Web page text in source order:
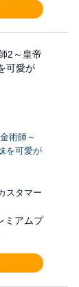
2～皇帝
可愛が
術師～
を可愛が
スタマー
ミアムプ